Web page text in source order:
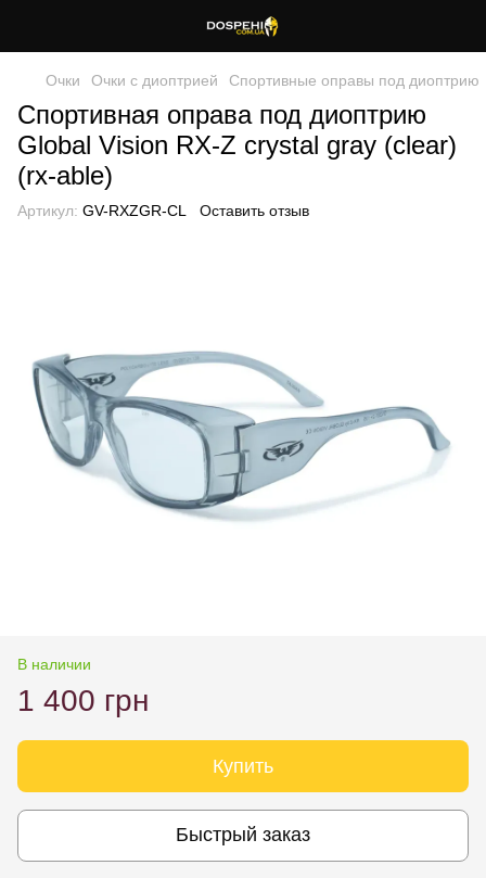
Очки Очки с диоптрией Спортивные оправы под диоптрию
Спортивная оправа под диоптрию
Global Vision RX-Z crystal gray (clear)
(rx-able)
Артикул: GV-RXZGR-CL Оставить отзыв
В наличии
1 400 грн
Купить
Быстрый заказ